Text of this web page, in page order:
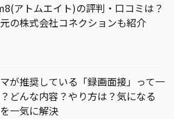
アトムエイト)の評判・口コミは？
の株式会社コネクションも紹介
が推奨している「録画面接」って一
どんな内容？やり方は？気になる
一気に解決